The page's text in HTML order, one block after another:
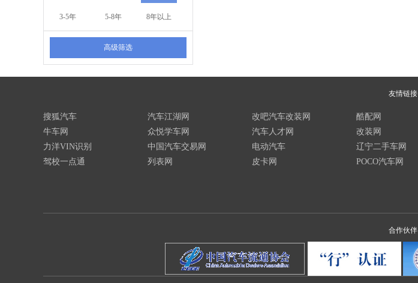
3-5年 5-8年 8年以上
高级筛选
友情链接
搜狐汽车
牛车网
力洋VIN识别
驾校一点通
汽车江湖网
众悦学车网
中国汽车交易网
列表网
改吧汽车改装网
汽车人才网
电动汽车
皮卡网
酷配网
改装网
辽宁二手车网
POCO汽车网
合作伙伴